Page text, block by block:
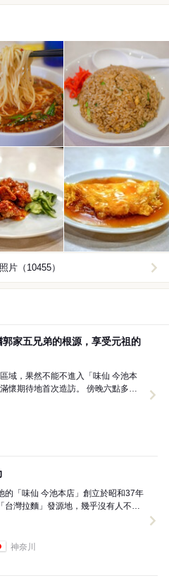
片（10455）
郭家五兄弟的根源，享受元祖的
域，果然不能不進入「味仙 今池本
首次造訪。 傍晚六點多到
的「味仙 今池本店」創立於昭和37年
神奈川